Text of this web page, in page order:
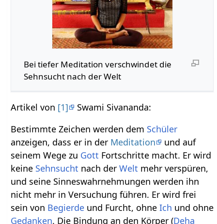
Bei tiefer Meditation verschwindet die
Sehnsucht nach der Welt
Artikel von [1]
Swami Sivananda:
Bestimmte Zeichen werden dem Schüler
anzeigen, dass er in der Meditation
und auf
seinem Wege zu Gott Fortschritte macht. Er wird
keine Sehnsucht nach derWelt mehr verspüren,
und seine Sinneswahrnehmungen werden ihn
nicht mehr in Versuchung führen. Er wird frei
sein von Begierde und Furcht, ohneIch und ohne
Gedanken. Die Bindung an den Körper (Deha